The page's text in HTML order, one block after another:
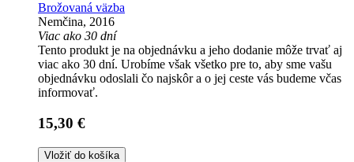
Brožovaná väzba
Nemčina, 2016
Viac ako 30 dní
Tento produkt je na objednávku a jeho dodanie môže trvať aj
viac ako 30 dní. Urobíme však všetko pre to, aby sme vašu
objednávku odoslali čo najskôr a o jej ceste vás budeme včas
informovať.
15,30 €
Vložiť do košíka